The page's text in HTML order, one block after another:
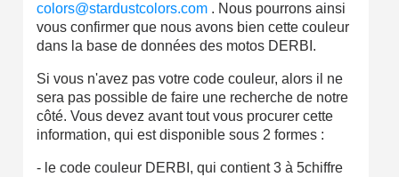
colors@stardustcolors.com. Nous pourrons ainsi
vous confirmer que nous avons bien cette couleur
dans la base de données des motos DERBI.
Si vous n'avez pas votre code couleur, alors il ne
sera pas possible de faire une recherche de notre
côté. Vous devez avant tout vous procurer cette
information, qui est disponible sous 2 formes :
- le code couleur DERBI, qui contient 3 à 5chiffre